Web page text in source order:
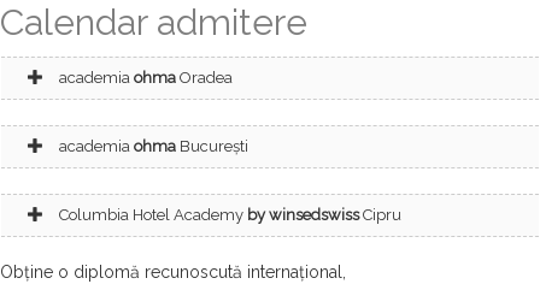
Calendar admitere
academia ohma Oradea
academia ohma Bucureşti
Columbia Hotel Academy by winsedswissCipru
Obține o diplomă recunoscută internațional,